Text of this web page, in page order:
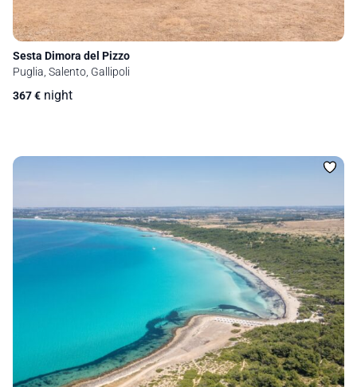
Sesta Dimora del Pizzo
Puglia, Salento, Gallipoli
367€ night